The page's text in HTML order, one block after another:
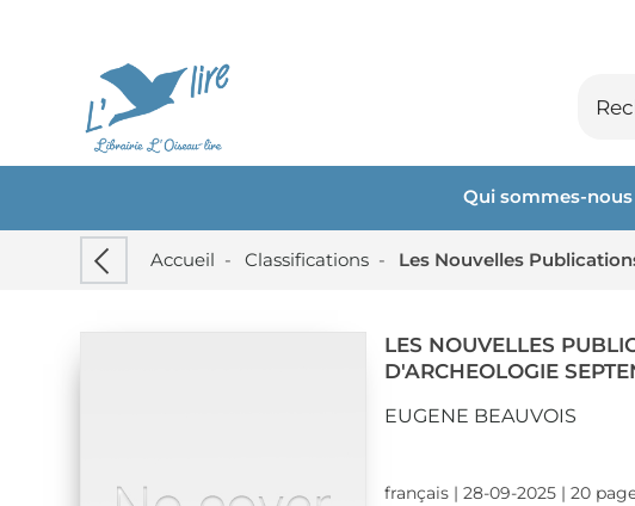
Qui sommes-nous
Accueil - Classifications - Les Nouvelles
LES NOUVELLES
D'ARCHEOLOGIE
EUGENE BEAUVOIS
français | 28-09-2025 | 20